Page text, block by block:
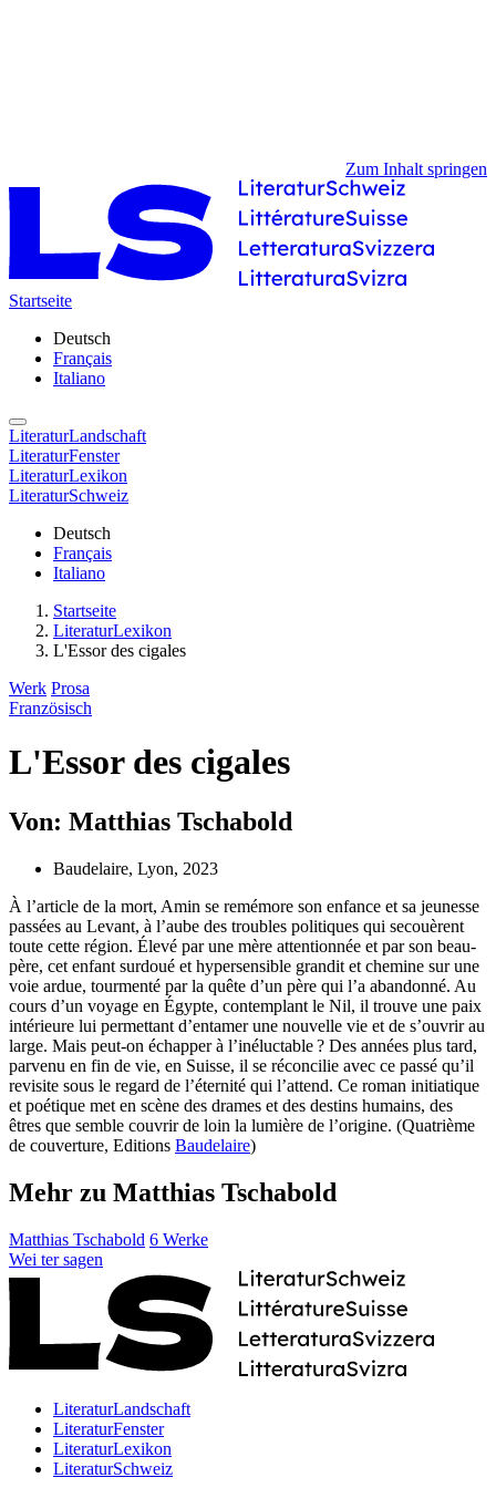
Zum Inhalt springen
Startseite
Deutsch
Français
Italiano
LiteraturLandschaft
LiteraturFenster
LiteraturLexikon
LiteraturSchweiz
Deutsch
Français
Italiano
Startseite
LiteraturLexikon
L'Essor des cigales
Werk Prosa
Französisch
L'Essor des cigales
Von: Matthias Tschabold
Baudelaire, Lyon, 2023
À l’article de la mort, Amin se remémore son enfance et sa jeunesse
passées au Levant, à l’aube des troubles politiques qui secouèrent
toute cette région. Élevé par une mère attentionnée et par son beau-
père, cet enfant surdoué et hypersensible grandit et chemine sur une
voie ardue, tourmenté par la quête d’un père qui l’a abandonné. Au
cours d’un voyage en Égypte, contemplant le Nil, il trouve une paix
intérieure lui permettant d’entamer une nouvelle vie et de s’ouvrir au
large. Mais peut-on échapper à l’inéluctable ? Des années plus tard,
parvenu en fin de vie, en Suisse, il se réconcilie avec ce passé qu’il
revisite sous le regard de l’éternité qui l’attend. Ce roman initiatique
et poétique met en scène des drames et des destins humains, des
êtres que semble couvrir de loin la lumière de l’origine. (Quatrième
de couverture, Editions Baudelaire)
Mehr zu Matthias Tschabold
Matthias Tschabold 6 Werke
Wei ter sagen
LiteraturLandschaft
LiteraturFenster
LiteraturLexikon
LiteraturSchweiz